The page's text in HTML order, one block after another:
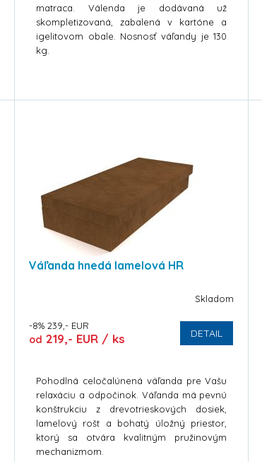
matraca. Válenda je dodávaná už
skompletizovaná, zabalená v kartóne a
igelitovom obale. Nosnosť váľandy je 130
kg.
Váľanda hnedá lamelová HR
Skladom
-8% 239,- EUR
od 219,- EUR / ks DETAIL
Pohodlná celočalúnená váľanda pre Vašu
relaxáciu a odpočinok. Váľanda má pevnú
konštrukciu z drevotrieskových dosiek,
lamelový rošt a bohatý úložný priestor,
ktorý sa otvára kvalitným pružinovým
mechanizmom.